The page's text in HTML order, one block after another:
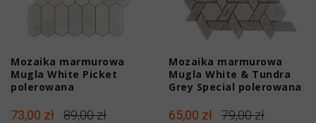
Mozaika marmurowa
Mugla White Picket
polerowana
73,00 zł 89,00 zł
Mozaika marmurowa
Mugla White & Tundra
Grey Special polerowana
65,00 zł 79,00 zł